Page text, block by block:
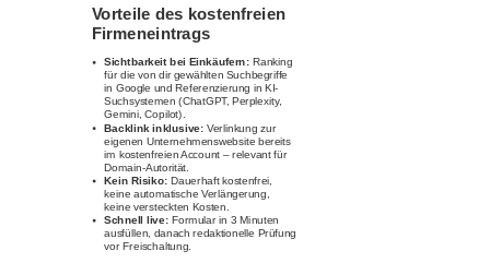
Vorteile des kostenfreien
Firmeneintrags
Sichtbarkeit bei Einkäufern: Ranking
für die von dir gewählten Suchbegriffe
in Google und Referenzierung in KI-
Suchsystemen (ChatGPT, Perplexity,
Gemini, Copilot).
Backlink inklusive: Verlinkung zur
eigenen Unternehmenswebsite bereits
im kostenfreien Account – relevant für
Domain-Autorität.
Kein Risiko: Dauerhaft kostenfrei,
keine automatische Verlängerung,
keine versteckten Kosten.
Schnell live: Formular in 3 Minuten
ausfüllen, danach redaktionelle Prüfung
vor Freischaltung.